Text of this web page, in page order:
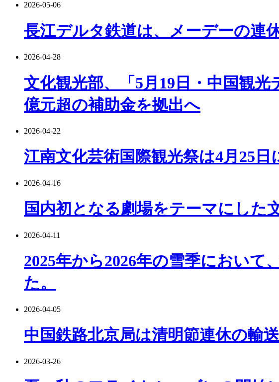
2026-05-06
長江デルタ鉄道は、メーデーの連
2026-04-28
文化観光部、「5月19日・中国観
億元超の補助金を拠出へ
2026-04-22
江南文化芸術国際観光祭は4月25日
2026-04-16
国内初となる劇場をテーマにした
2026-04-11
2025年から2026年の雪季において
た。
2026-04-05
中国鉄路北京局は清明節連休の輸
2026-03-26